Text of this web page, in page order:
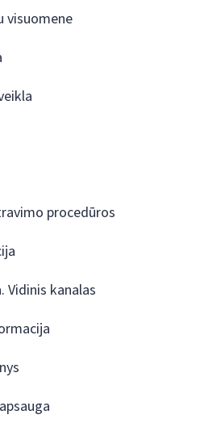
visuomene
procedūros
Vidinis kanalas